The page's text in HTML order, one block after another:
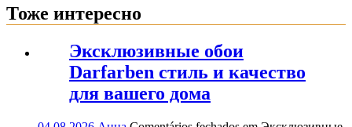
Тоже интересно
Эксклюзивные обои
Darfarben стиль и качество
для вашего дома